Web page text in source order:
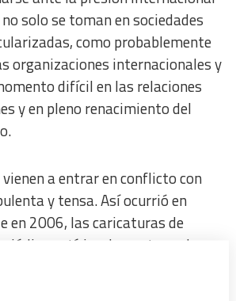
solo se toman en sociedades
como probablemente
organizaciones internacionales y
difícil en las relaciones
y en pleno renacimiento del
a entrar en conflicto con
y tensa. Así ocurrió en
en 2006, las caricaturas de
satírico despertaron la
musulmanes, pero no fueron